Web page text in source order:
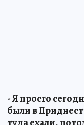
- Я просто
были в
туда ехали,